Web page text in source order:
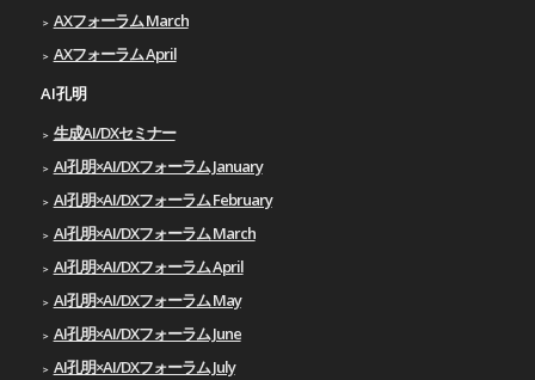
AXフォーラム March
AXフォーラム April
AI孔明
生成AI/DXセミナー
AI孔明×AI/DXフォーラム January
AI孔明×AI/DXフォーラム February
AI孔明×AI/DXフォーラム March
AI孔明×AI/DXフォーラム April
AI孔明×AI/DXフォーラム May
AI孔明×AI/DXフォーラム June
AI孔明×AI/DXフォーラム July